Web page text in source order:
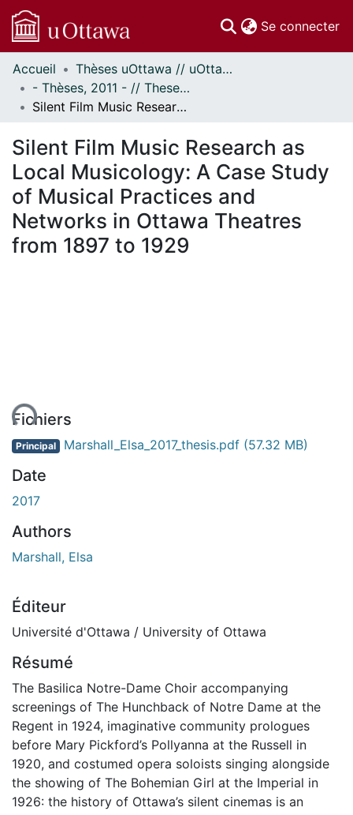
Se connecter
Communautés
et collections
Parcourir
À propos
Accueil
Thèses uOttawa // uOttawa Theses
- Thèses, 2011 - // Theses, 2011 -
Silent Film Music Research as Local Musicology: A Case Study of Musical Practices and Networks in Ottawa Theatres from 1897 to 1929
Silent Film Music Research as
Local Musicology: A Case Study
of Musical Practices and
Networks in Ottawa Theatres
from 1897 to 1929
Fichiers
Principal Marshall_Elsa_2017_thesis.pdf (57.32 MB)
Date
2017
Authors
Marshall, Elsa
Éditeur
Université d'Ottawa / University of Ottawa
Résumé
The Basilica Notre-Dame Choir accompanying
screenings of The Hunchback of Notre Dame at the
Regent in 1924, imaginative community prologues
before Mary Pickford’s Pollyanna at the Russell in
1920, and costumed opera soloists singing alongside
the showing of The Bohemian Girl at the Imperial in
1926: the history of Ottawa’s silent cinemas is an